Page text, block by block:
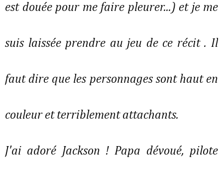
est douée pour me faire pleurer...) et je me
suis laissée prendre au jeu de ce récit . Il
faut dire que les personnages sont haut en
couleur et terriblement attachants.
J'ai adoré Jackson ! Papa dévoué, pilote